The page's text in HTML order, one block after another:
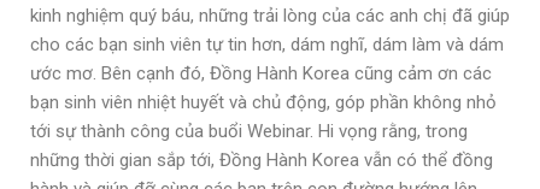
kinh nghiệm quý báu, những trải lòng của các anh chị đã giúp
cho các bạn sinh viên tự tin hơn, dám nghĩ, dám làm và dám
ước mơ. Bên cạnh đó, Đồng Hành Korea cũng cảm ơn các
bạn sinh viên nhiệt huyết và chủ động, góp phần không nhỏ
tới sự thành công của buổi Webinar. Hi vọng rằng, trong
những thời gian sắp tới, Đồng Hành Korea vẫn có thể đồng